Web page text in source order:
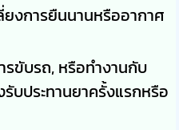
งการยืนนานหรืออากาศ
ขับรถ, หรือทำงานกับ
บประทานยาครั้งแรกหรือ